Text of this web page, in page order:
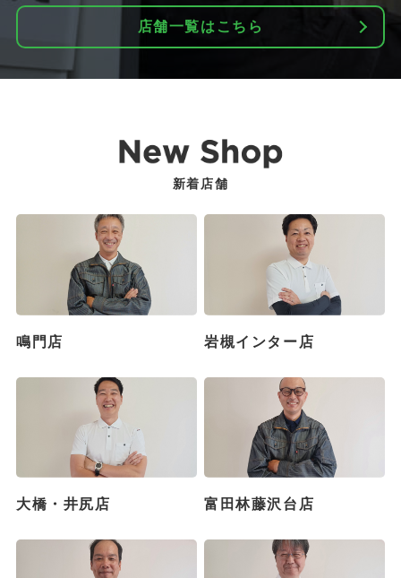
店舗一覧はこちら
新着店舗
鳴門店 岩槻インター店
大橋・井尻店 富田林藤沢台店